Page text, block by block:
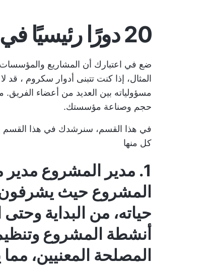
20 دورًا رئيسيًا في إدارة المشاريع
ضع في اعتبارك أن المشاريع
المثال، إذا كنت تتبنى أدوار سكروم ، قد
مسؤولياته بين العديد من أعضاء الفريق.
حجم وصناعة مؤسستك.
في هذا القسم، سنرشدك في هذا القسم
كل منها
1. مدير المشروع
المشروع حيث
حياته، من البداية
أنشطة المشروع
المصلحة المعنيين،